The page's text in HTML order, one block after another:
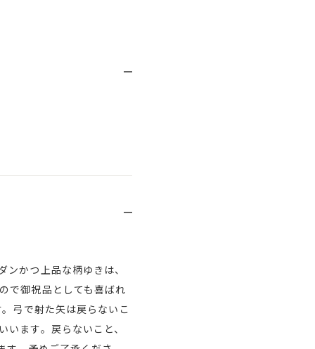
かつ上品な柄ゆきは、
で御祝品としても喜ばれ
弓で射た矢は戻らないこ
ます。戻らないこと、